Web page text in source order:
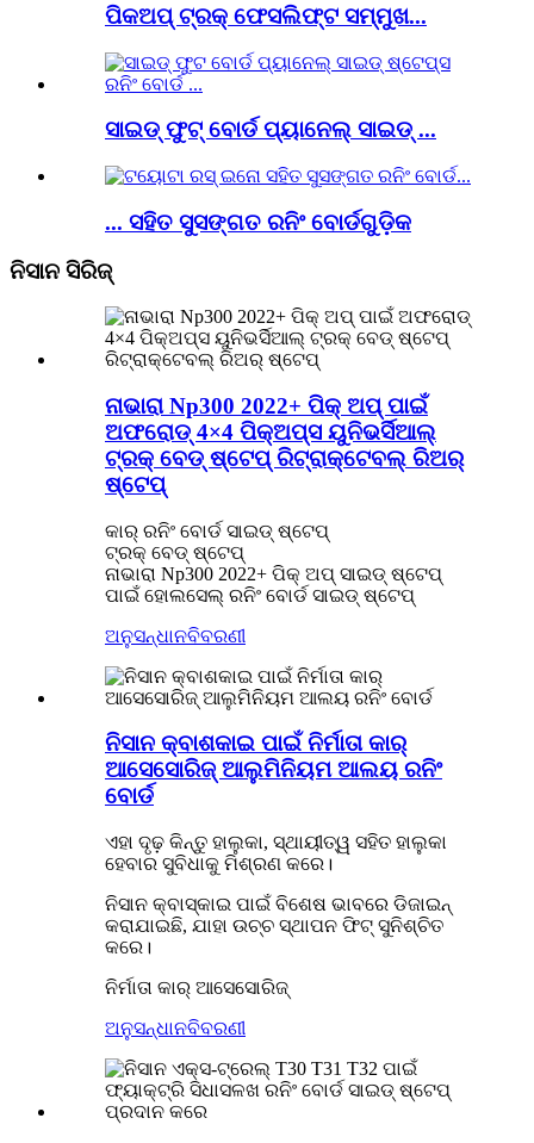
ପିକଅପ୍ ଟ୍ରକ୍ ଫେସଲିଫ୍ଟ ସମ୍ମୁଖ...
ସାଇଡ୍ ଫୁଟ୍ ବୋର୍ଡ ପ୍ୟାନେଲ୍ ସାଇଡ୍ ...
... ସହିତ ସୁସଙ୍ଗତ ରନିଂ ବୋର୍ଡଗୁଡ଼ିକ
ନିସାନ ସିରିଜ୍
ନାଭାରା Np300 2022+ ପିକ୍ ଅପ୍ ପାଇଁ
ଅଫରୋଡ୍ 4×4 ପିକ୍ଅପ୍ସ ୟୁନିଭର୍ସିଆଲ୍
ଟ୍ରକ୍ ବେଡ୍ ଷ୍ଟେପ୍ ରିଟ୍ରାକ୍ଟେବଲ୍ ରିଅର୍
ଷ୍ଟେପ୍
କାର୍ ରନିଂ ବୋର୍ଡ ସାଇଡ୍ ଷ୍ଟେପ୍
ଟ୍ରକ୍ ବେଡ୍ ଷ୍ଟେପ୍
ନାଭାରା Np300 2022+ ପିକ୍ ଅପ୍ ସାଇଡ୍ ଷ୍ଟେପ୍
ପାଇଁ ହୋଲସେଲ୍ ରନିଂ ବୋର୍ଡ ସାଇଡ୍ ଷ୍ଟେପ୍
ଅନୁସନ୍ଧାନବିବରଣୀ
ନିସାନ କ୍ବାଶକାଇ ପାଇଁ ନିର୍ମାତା କାର୍
ଆସେସୋରିଜ୍ ଆଲୁମିନିୟମ ଆଲୟ ରନିଂ
ବୋର୍ଡ
ଏହା ଦୃଢ଼ କିନ୍ତୁ ହାଲୁକା, ସ୍ଥାୟୀତ୍ୱ ସହିତ ହାଲୁକା
ହେବାର ସୁବିଧାକୁ ମିଶ୍ରଣ କରେ।
ନିସାନ କ୍ବାସ୍କାଇ ପାଇଁ ବିଶେଷ ଭାବରେ ଡିଜାଇନ୍
କରାଯାଇଛି, ଯାହା ଉଚ୍ଚ ସ୍ଥାପନ ଫିଟ୍ ସୁନିଶ୍ଚିତ
କରେ।
ନିର୍ମାତା କାର୍ ଆସେସୋରିଜ୍
ଅନୁସନ୍ଧାନବିବରଣୀ